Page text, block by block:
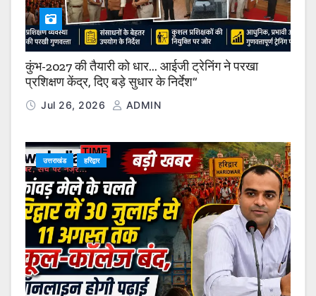
कुंभ-2027 की तैयारी को धार… आईजी ट्रेनिंग ने परखा
प्रशिक्षण केंद्र, दिए बड़े सुधार के निर्देश”
Jul 26, 2026 ADMIN
उत्तराखंड हरिद्वार